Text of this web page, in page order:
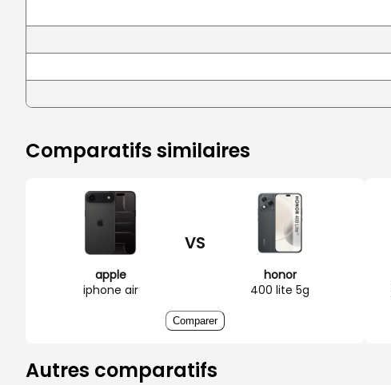
Comparatifs similaires
apple
iphone air
VS
honor
400 lite 5g
Comparer
Autres comparatifs